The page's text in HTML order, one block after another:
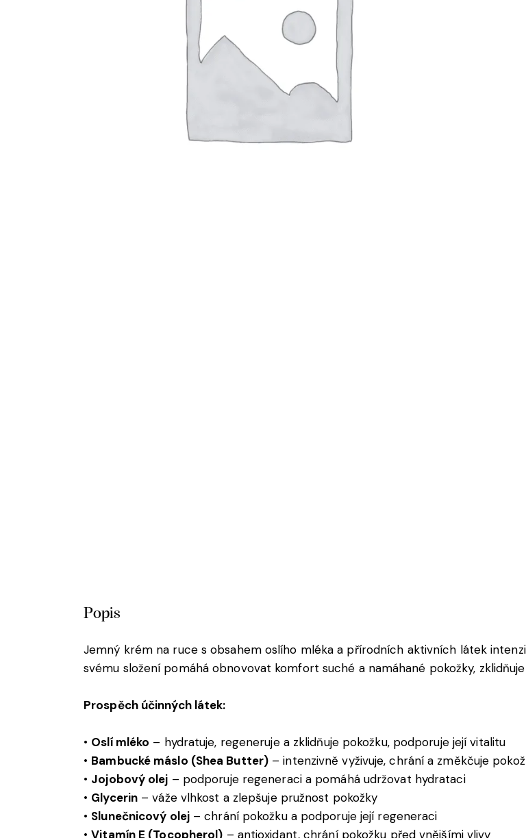
Popis
Jemný krém na ruce s obsahem oslího mléka a přírodních aktivních látek
svému složení pomáhá obnovovat komfort suché a namáhané pokožky,
Prospěch účinných látek:
• Oslí mléko – hydratuje, regeneruje a zklidňuje pokožku, podporuje její vitalitu
• Bambucké máslo (Shea Butter) – intenzivně vyživuje, chrání a změkčuje
• Jojobový olej – podporuje regeneraci a pomáhá udržovat hydrataci
• Glycerin – váže vlhkost a zlepšuje pružnost pokožky
• Slunečnicový olej– chrání pokožku a podporuje její regeneraci
•Vitamín E (Tocopherol) – antioxidant, chrání pokožku před vnějšími vlivy